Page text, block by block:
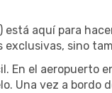
está aquí para
exclusivas, sino
En el aeropuerto
Una vez a